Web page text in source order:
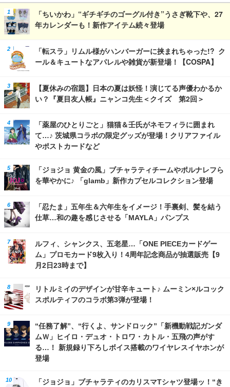
「ちいかわ」“ギチギチのゴーグル付き”うさぎ靴下や、27
年カレンダーも！新作アイテム続々登場
「転スラ」リムル様がハンバーガーに挟まれちゃった!? ク
ール＆キュートなアパレルや雑貨が新登場！【COSPA】
【夏休みの宿題】日本の夏は妖怪！演じてる声優わかるか
い？『夏目友人帳』ニャンコ先生＜クイズ 第2回＞
「薬屋のひとりごと」猫猫＆壬氏がネモフィラに囲まれ
て…♪ 茨城県コラボの限定グッズが登場！クリアファイル
やポストカードなど
「ジョジョ 黄金の風」ブチャラティチームやポルナレフら
を華やかに♪ 「glamb」新作カプセルコレクション登場
「忍たま」五年生＆六年生をイメージ！手裏剣、髪を結う
仕草…和の趣を感じさせる「MAYLA」パンプス
ルフィ、シャンクス、五老星…「ONE PIECEカードゲー
ム」プロモカード9枚入り！4周年記念商品が抽選販売【9
月2日23時まで】
リトルミイのデザインが甘辛キュート♪ ムーミン×ルコック
スポルティフのコラボ第3弾が登場！
“任務了解”、“行くよ、サンドロック”「新機動戦記ガンダ
ムＷ」ヒイロ・デュオ・トロワ・カトル・五飛の声がす
る…！ 新規録り下ろしボイス搭載のワイヤレスイヤホンが
登場
「ジョジョ」ブチャラティのカリスマTシャツ登場ッ！“き